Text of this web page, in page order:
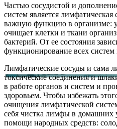
Частью сосудистой и
систем является
важную функцию в организме:
очищает клетки и ткани
бактерий. От ее состояния
функционирование всех систем
Лимфатические сосуды и сама
токсические соединения и
в работе органов и систем и
здоровьем. Чтобы избежать
очищения лимфатической
себя чистка лимфы в домашних
помощи народных средств: